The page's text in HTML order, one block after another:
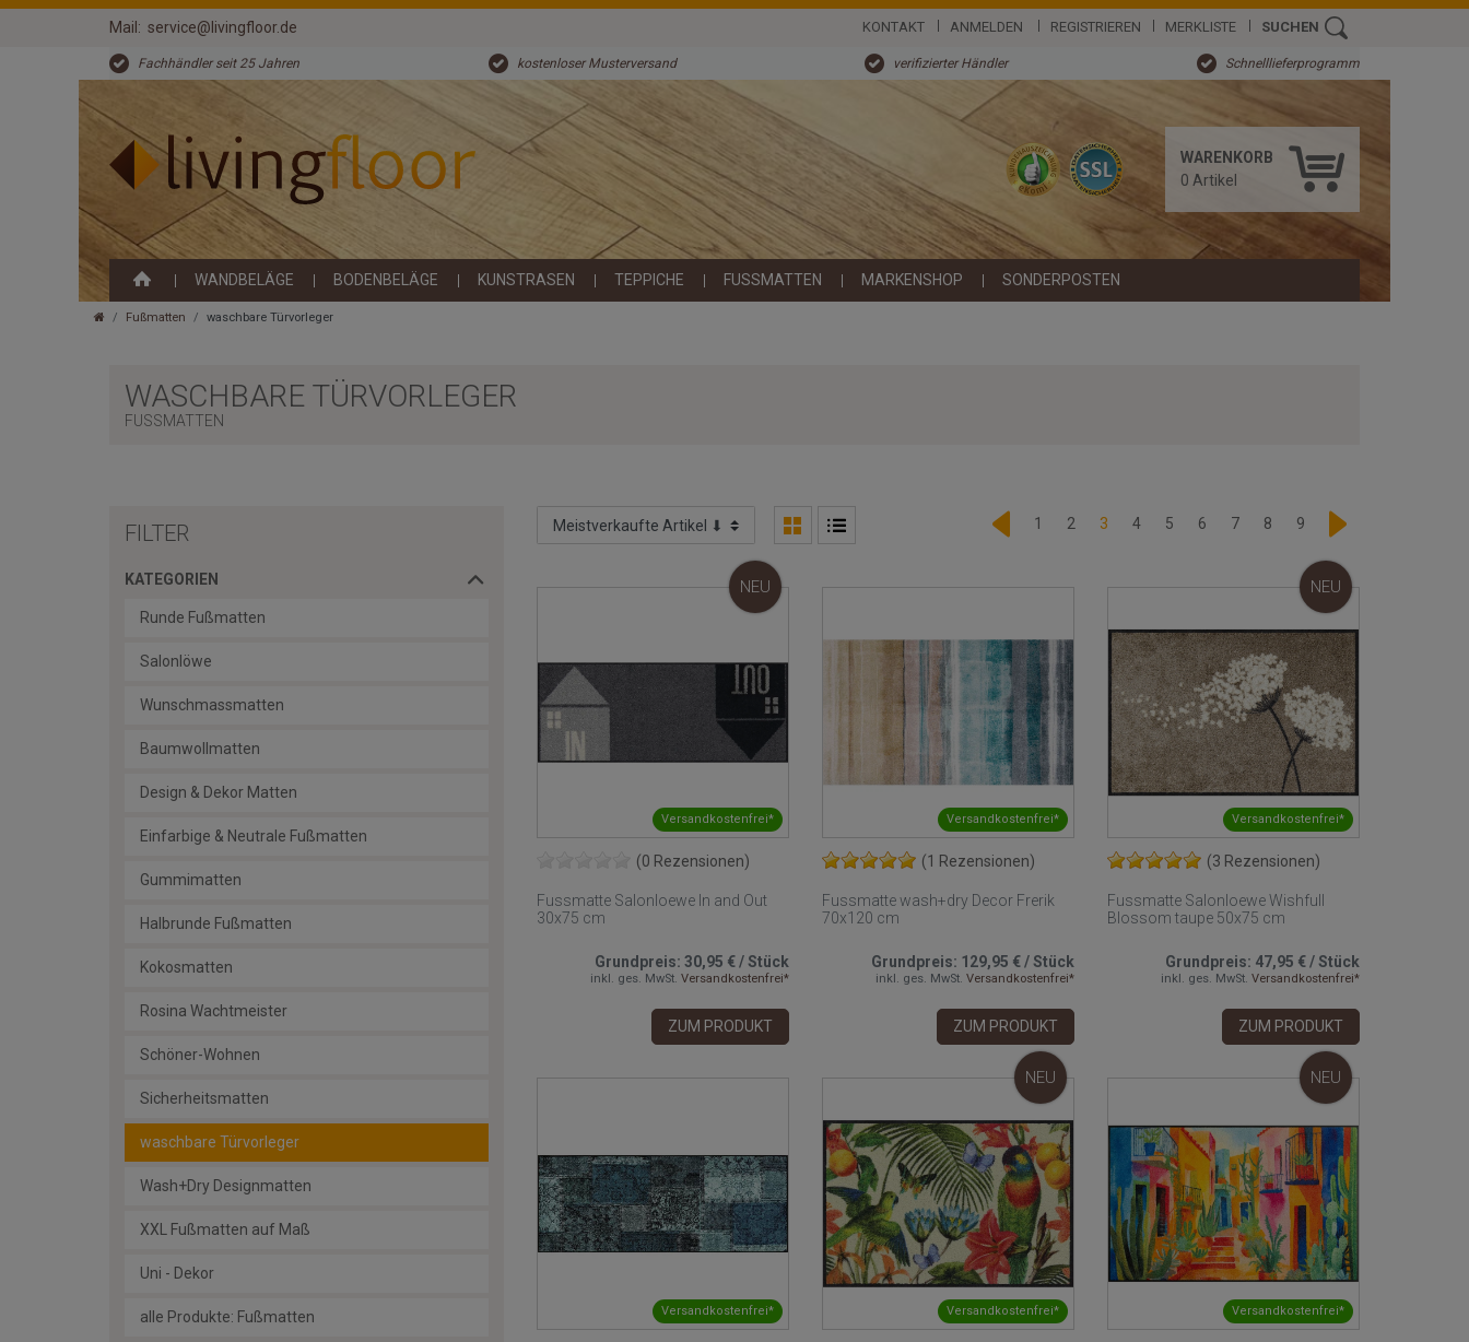
Mail: service@livingfloor.de KONTAKT ANMELDEN REGISTRIEREN MERKLISTE SUCHEN
Fachhändler seit 25 Jahren kostenloser Musterversand verifizierter Händler Schnelllieferprogramm
WARENKORB
0 Artikel
WANDBELÄGE BODENBELÄGE KUNSTRASEN TEPPICHE FUSSMATTEN MARKENSHOP SONDERPOSTEN
Fußmatten waschbare Türvorleger
WASCHBARE TÜRVORLEGER
FUSSMATTEN
FILTER
KATEGORIEN
Runde Fußmatten
Salonlöwe
Wunschmassmatten
Baumwollmatten
Design & Dekor Matten
Einfarbige & Neutrale Fußmatten
Gummimatten
Halbrunde Fußmatten
Kokosmatten
Rosina Wachtmeister
Schöner-Wohnen
Sicherheitsmatten
waschbare Türvorleger
Wash+Dry Designmatten
XXL Fußmatten auf Maß
Uni - Dekor
alle Produkte: Fußmatten
1 2 3 4 5 6 7 8 9
Versandkostenfrei*
NEU
(0 Rezensionen)
Fussmatte Salonloewe In and Out
30x75 cm
Grundpreis:30,95 €/Stück
inkl. ges. MwSt. Versandkostenfrei*
ZUM PRODUKT
Versandkostenfrei*
(1 Rezensionen)
Fussmatte wash+dry Decor Frerik
70x120 cm
Grundpreis: 129,95 €/Stück
inkl. ges. MwSt. Versandkostenfrei*
ZUM PRODUKT
Versandkostenfrei*
NEU
(3 Rezensionen)
Fussmatte Salonloewe Wishfull
Blossom taupe 50x75 cm
Grundpreis: 47,95 €/Stück
inkl. ges. MwSt. Versandkostenfrei*
ZUM PRODUKT
Versandkostenfrei* Versandkostenfrei*
NEU
Versandkostenfrei*
NEU